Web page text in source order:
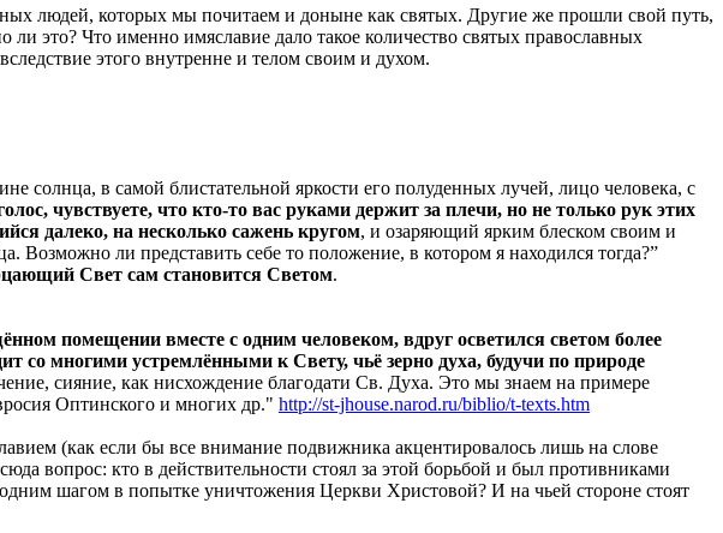
людей, которых мы почитаем и доныне как святых. Другие же прошли свой путь,
это? Что именно имяславие дало такое количество святых православных
этого внутренне и телом своим и духом.
солнца, в самой блистательной яркости его полуденных лучей, лицо человека, с
чувствуете, что кто-то вас руками держит за плечи, но не только рук этих
далеко, на несколько сажень кругом, и озаряющий ярким блеском своим и
ли представить себе то положение, в котором я находился тогда?”
Свет сам становится Светом.
помещении вместе с одним человеком, вдруг осветился светом более
со многими устремлёнными к Свету, чьё зерно духа, будучи по природе
сияние, как нисхождение благодати Св. Духа. Это мы знаем на примере
Оптинского и многих др." http://st-jhouse.narod.ru/biblio/t-texts.htm
(как если бы все внимание подвижника акцентировалось лишь на слове
вопрос: кто в действительности стоял за этой борьбой и был противниками
шагом в попытке уничтожения Церкви Христовой? И на чьей стороне стоят